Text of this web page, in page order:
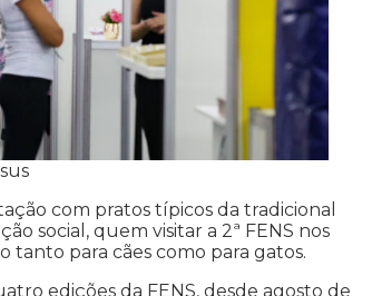
com pratos típicos da tradicional
social, quem visitar a 2ª FENS nos
tanto para cães como para gatos.
edições da FENS, desde agosto de